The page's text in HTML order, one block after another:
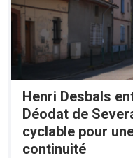
Henri Desbals
Déodat de
cyclable pour
continuité